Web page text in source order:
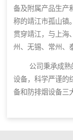
备及附属产品生产
称的靖江市孤山镇
贯穿靖江，与上海
州、无锡、常州、
公司秉承成
设备，科学严谨的
备和防排烟设备三